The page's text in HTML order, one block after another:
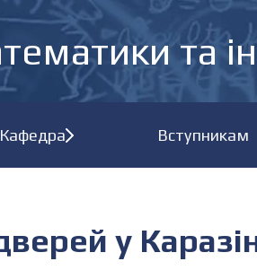
та
Кафедра Вступникам
у